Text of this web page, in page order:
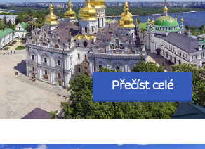
Přečíst celé